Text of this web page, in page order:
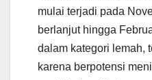
mulai terjadi pada
berlanjut hingga
dalam kategori lemah,
karena berpotensi